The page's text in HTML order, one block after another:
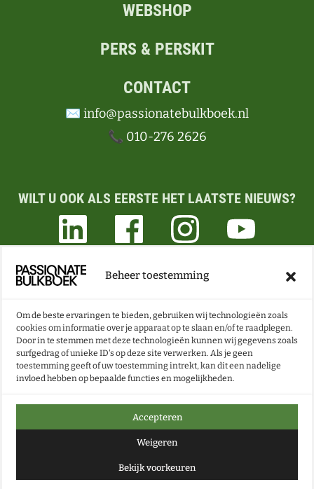
Beheer toestemming
Om de beste ervaringen te bieden, gebruiken wij technologieën zoals
cookies om informatie over je apparaat op te slaan en/of te raadplegen.
Door in te stemmen met deze technologieën kunnen wij gegevens zoals
surfgedrag of unieke ID's op deze site verwerken. Als je geen
toestemming geeft of uw toestemming intrekt, kan dit een nadelige
invloed hebben op bepaalde functies en mogelijkheden.
Accepteren
Weigeren
Bekijk voorkeuren
WEBSHOP
PERS & PERSKIT
CONTACT
✉️ info@passionatebulkboek.nl
📞 010-276 2626
WILT U OOK ALS EERSTE HET LAATSTE NIEUWS?
ONZE NIEUWSBRIEF VOL BOEKEN- EN LESTIPS
ONTVANGEN?
NU INSCHRIJVEN